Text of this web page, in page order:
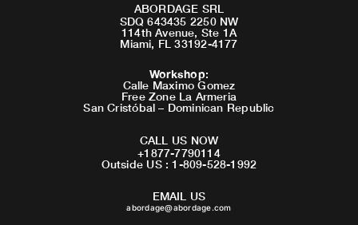
ABORDAGE SRL
SDQ 643435 2250 NW
114th Avenue, Ste 1A
Miami, FL 33192-4177
Workshop:
Calle Maximo Gomez
Free Zone La Armeria
San Cristóbal – Dominican Republic
CALL US NOW
+1877-7790114
Outside US : 1-809-528-1992
EMAIL US
abordage@abordage.com